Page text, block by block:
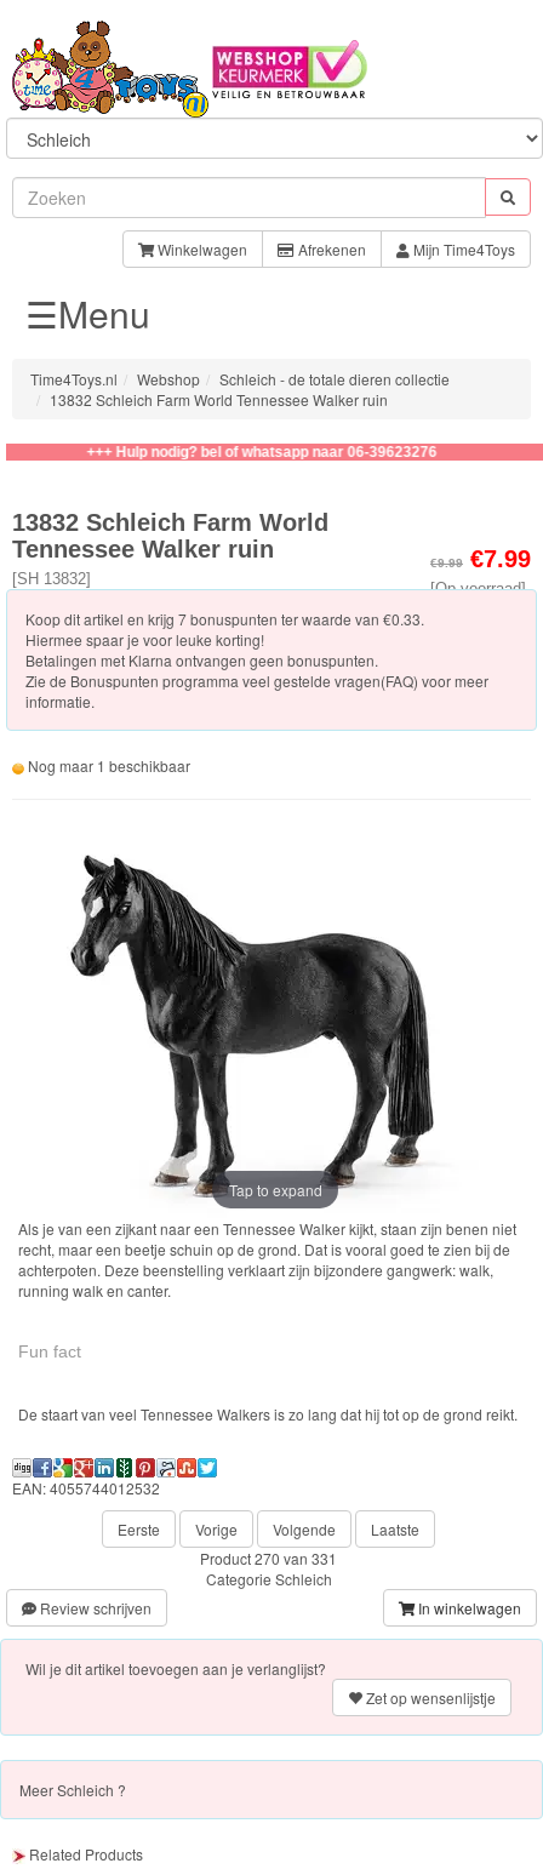
Winkelwagen Afrekenen Mijn Time4Toys
Sylvanian
Families
Aquabeads
Baby
Born
Baby
Knuffels
Schleich
Nieuwe
artikelen
2023
Horse
Dinosaurs
ELDRADOR®
CREATURES
Bayala
artikelen
Shimmer
&
Dutch
PJ
Super
Mario
Frozen
☰Menu
Time4Toys.nl Webshop
Schleich - de totale dieren collectie
13832 Schleich Farm World Tennessee Walker ruin
+++ Hulp nodig? bel of whatsapp naar 06-39623276
€9.99 €7.99
[Op voorraad]
13832 Schleich Farm World
Tennessee Walker ruin
[SH 13832]
Koop dit artikel en krijg 7 bonuspunten ter waarde van €0.33.
Hiermee spaar je voor leuke korting!
Betalingen met Klarna ontvangen geen bonuspunten.
Zie de Bonuspunten programma veel gestelde vragen(FAQ) voor meer
informatie.
Nog maar 1 beschikbaar
Tap to expand
Als je van een zijkant naar een Tennessee Walker kijkt, staan zijn benen niet
recht, maar een beetje schuin op de grond. Dat is vooral goed te zien bij de
achterpoten. Deze beenstelling verklaart zijn bijzondere gangwerk: walk,
running walk en canter.
Fun fact
De staart van veel Tennessee Walkers is zo lang dat hij tot op de grond reikt.
EAN: 4055744012532
Eerste
Vorige Volgende
Laatste
Product 270 van 331
Categorie Schleich
Review schrijven
In winkelwagen
Wil je dit artikel toevoegen aan je verlanglijst?
Zet op wensenlijstje
MeerSchleich ?
Related Products